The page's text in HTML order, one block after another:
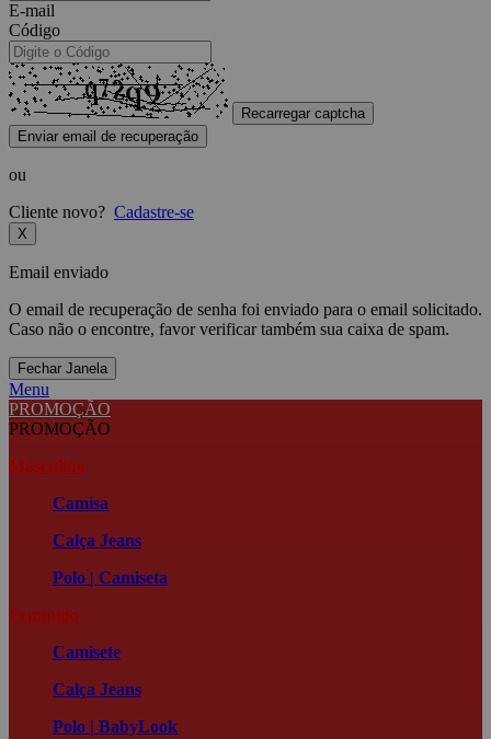
E-mail
Código
Recarregar captcha
Enviar email de recuperação
ou
Cliente novo? Cadastre-se
X
Email enviado
O email de recuperação de senha foi enviado para o email solicitado.
Caso não o encontre, favor verificar também sua caixa de spam.
Fechar Janela
Menu
PROMOÇÃO
PROMOÇÃO
Masculino
Camisa
Calça Jeans
Polo | Camiseta
Feminino
Camisete
Calça Jeans
Polo | BabyLook